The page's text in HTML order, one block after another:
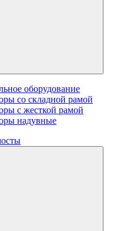
оборудование
со складной рамой
с жесткой рамой
надувные